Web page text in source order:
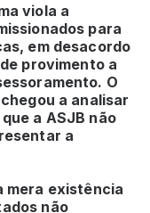
viola a
para
em desacordo
provimento a
O
a analisar
a ASJB não
a
mera existência
não